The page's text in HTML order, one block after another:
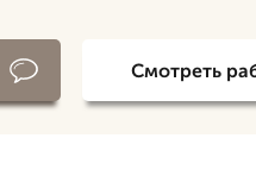
Смотреть